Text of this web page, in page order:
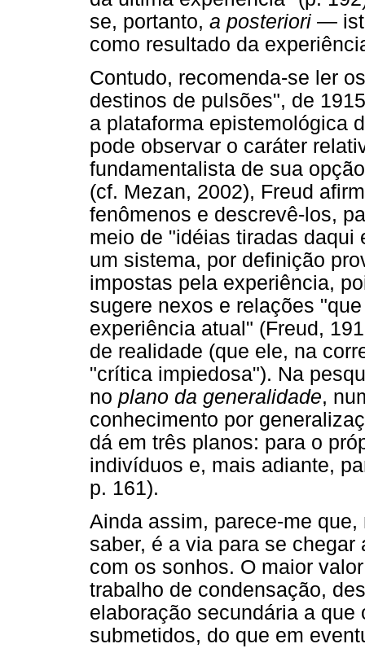
se, portanto, a posteriori —
como resultado da
Contudo, recomenda-se ler
destinos de pulsões", de
a plataforma epistemológica
pode observar o caráter
fundamentalista de sua
(cf. Mezan, 2002), Freud
fenômenos e descrevê-los,
meio de "idéias tiradas daqui
um sistema, por definição
impostas pela experiência,
sugere nexos e relações
experiência atual" (Freud,
de realidade (que ele, na
"crítica impiedosa"). Na
no plano da generalidade,
conhecimento por
dá em três planos: para o
indivíduos e, mais adiante,
p. 161).
Ainda assim, parece-me
saber, é a via para se
com os sonhos. O maior
trabalho de condensação,
elaboração secundária a
submetidos, do que em